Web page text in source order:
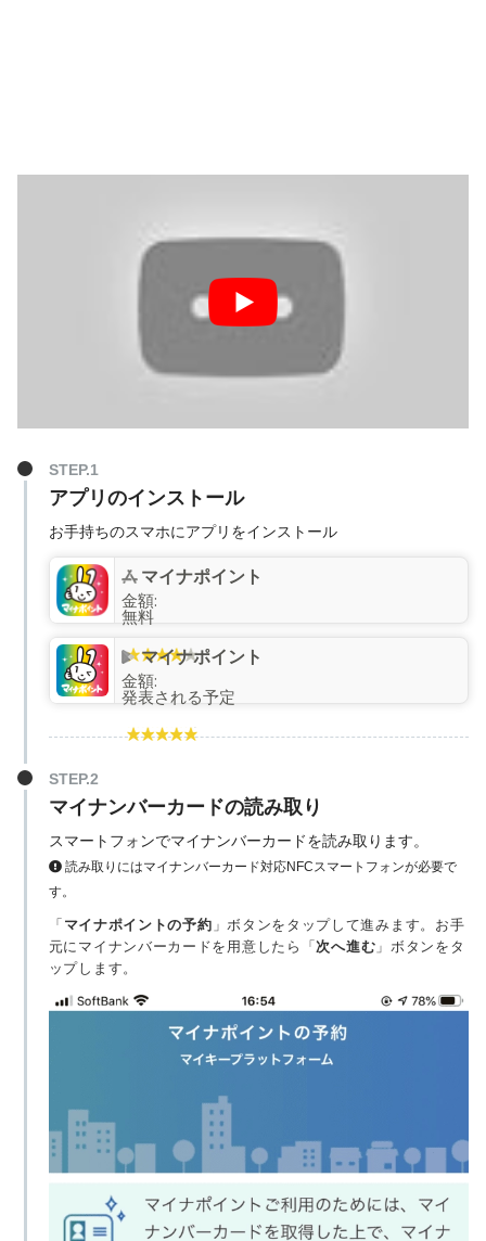
STEP.1
アプリのインストール
お手持ちのスマホにアプリをインストール
マイナポイント
金額:
無料
マイナポイント
金額:
発表される予定
STEP.2
マイナンバーカードの読み取り
スマートフォンでマイナンバーカードを読み取ります。
読み取りにはマイナンバーカード対応NFCスマートフォンが必要で
す。
「 マイナポイントの予約 」ボタンをタップして進みます。お手
元にマイナンバーカードを用意したら「次へ進む 」ボタンをタ
ップします。